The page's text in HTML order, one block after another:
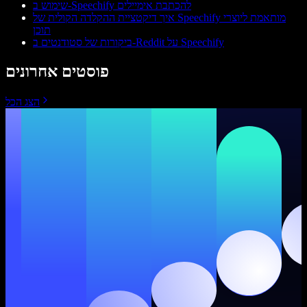
שימוש ב-Speechify להכתבת אימיילים
איך דיקטציית ההקלדה הקולית של Speechify מותאמת ליוצרי
תוכן
ביקורות של סטודנטים ב-Reddit על Speechify
פוסטים אחרונים
הצג הכל